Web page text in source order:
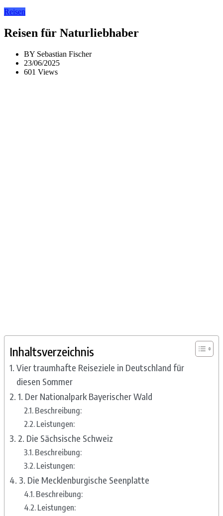
Reisen
Reisen für Naturliebhaber
BY Sebastian Fischer
23/06/2025
601 Views
Inhaltsverzeichnis
Vier traumhafte Reiseziele in Deutschland für
diesen Sommer
1. Der Nationalpark Bayerischer Wald
Beschreibung:
Leistungen:
2. Die Sächsische Schweiz
Beschreibung:
Leistungen:
3. Die Mecklenburgische Seenplatte
Beschreibung:
Leistungen: